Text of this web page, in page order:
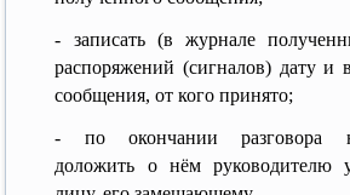
- записать (в журнале
распоряжений (сигналов) дату и
сообщения, от кого принято;
- по окончании разговора
доложить о нём руководителю